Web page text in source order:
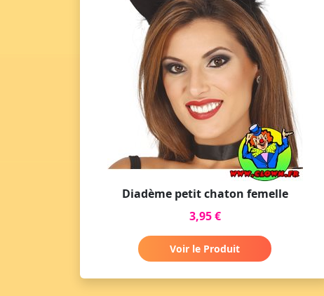
Diadème petit chaton femelle
3,95 €
Voir le Produit